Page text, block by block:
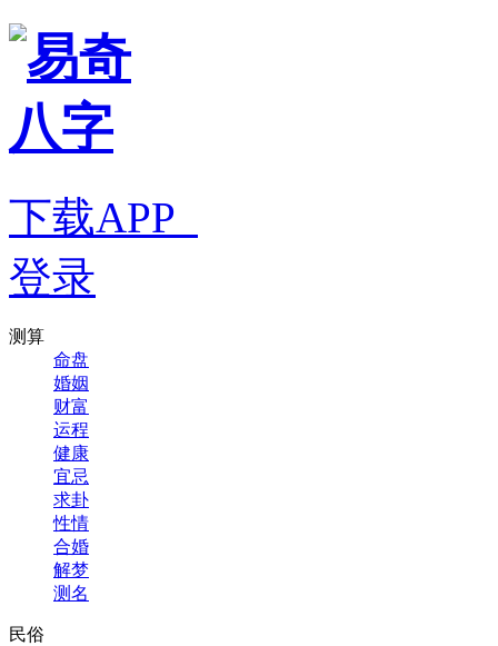
下载APP
登录
测算
命盘
婚姻
财富
运程
健康
宜忌
求卦
性情
合婚
解梦
测名
民俗